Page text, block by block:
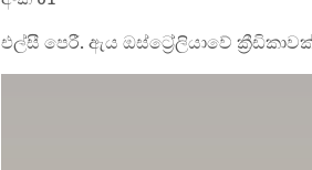
එල්‍සී පෙරී. ඇය ඔස්ට්‍රේලියාවේ